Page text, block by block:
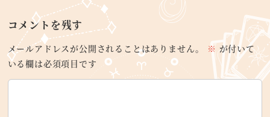
コメントを残す
メールアドレスが公開されることはありません。 ※ が付いて
いる欄は必須項目です